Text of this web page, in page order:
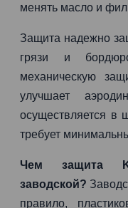
менять масло и
Защита надежно
грязи и
механическую
улучшает
осуществляется в
требует
Чем защита
заводской?
правило,